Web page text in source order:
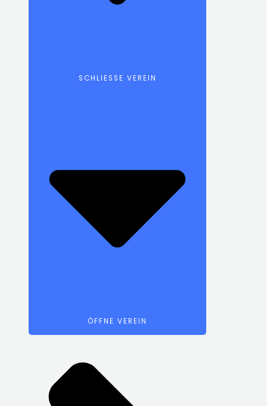
SCHLIESSE VEREIN
ÖFFNE VEREIN